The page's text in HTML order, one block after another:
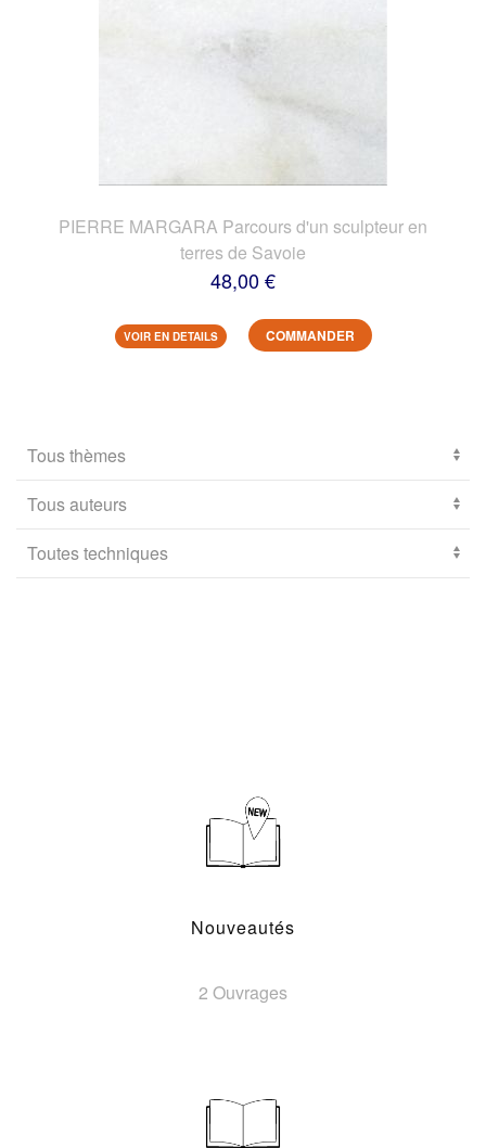
PIERRE MARGARA Parcours d'un sculpteur en
terres de Savoie
48,00 €
VOIR EN DETAILS COMMANDER
Nouveautés
2 Ouvrages